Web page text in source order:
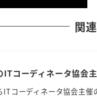
関
ITコーディネータ協会
ITコーディネータ協会主